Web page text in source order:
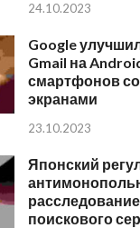
24.10.2023
Google
Gmail на
смартфонов
экранами
23.10.2023
Японский
поискового